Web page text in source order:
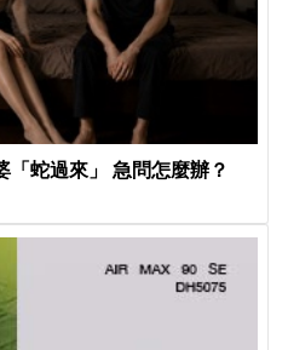
「蛇過來」 急問怎麼辦？